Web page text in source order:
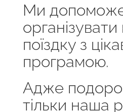
Ми
поїздку з
програмою.
Адже
тільки наша